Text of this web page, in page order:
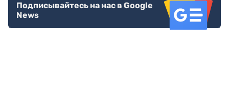
Подписывайтесь на нас в Google
News